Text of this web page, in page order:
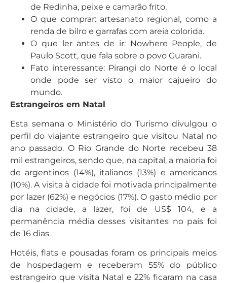
de Redinha, peixe e camarão frito.
O que comprar: artesanato regional, como a
renda de bilro e garrafas com areia colorida.
O que ler antes de ir: Nowhere People, de
Paulo Scott, que fala sobre o povo Guarani.
Fato interessante: Pirangi do Norte é o local
onde pode ser visto o maior cajueiro do
mundo.
Estrangeiros em Natal
Esta semana o Ministério do Turismo divulgou o
perfil do viajante estrangeiro que visitou Natal no
ano passado. O Rio Grande do Norte recebeu 38
mil estrangeiros, sendo que, na capital, a maioria foi
de argentinos (14%), italianos (13%) e americanos
(10%). A visita à cidade foi motivada principalmente
por lazer (62%) e negócios (17%). O gasto médio por
dia na cidade, a lazer, foi de US$ 104, e a
permanência média desses visitantes no país foi
de 16 dias.
Hotéis, flats e pousadas foram os principais meios
de hospedagem e receberam 55% do público
estrangeiro que visita Natal e 22% ficaram na casa